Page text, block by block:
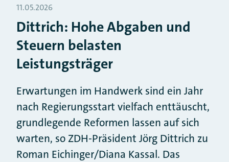
11.05.2026
Dittrich: Hohe Abgaben und
Steuern belasten
Leistungsträger
Erwartungen im Handwerk sind ein Jahr
nach Regierungsstart vielfach enttäuscht,
grundlegende Reformen lassen auf sich
warten, so ZDH-Präsident Jörg Dittrich zu
Roman Eichinger/Diana Kassal. Das